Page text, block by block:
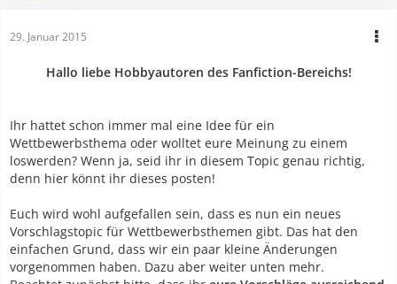
29. Januar 2015
Hallo liebe Hobbyautoren des Fanfiction-Bereichs!
Ihr hattet schon immer mal eine Idee für ein
Wettbewerbsthema oder wolltet eure Meinung zu einem
loswerden? Wenn ja, seid ihr in diesem Topic genau richtig,
denn hier könnt ihr dieses posten!
Euch wird wohl aufgefallen sein, dass es nun ein neues
Vorschlagstopic für Wettbewerbsthemen gibt. Das hat den
einfachen Grund, dass wir ein paar kleine Änderungen
vorgenommen haben. Dazu aber weiter unten mehr.